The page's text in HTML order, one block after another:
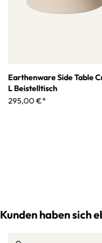
Earthenware Side Table
L Beistelltisch
295,00 €*
Kunden haben sich